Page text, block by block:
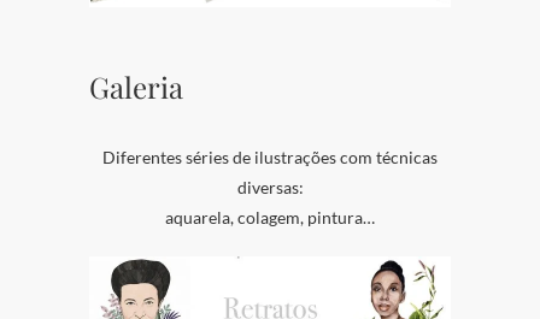
Galeria
Diferentes séries de ilustrações com técnicas
diversas:
aquarela, colagem, pintura…